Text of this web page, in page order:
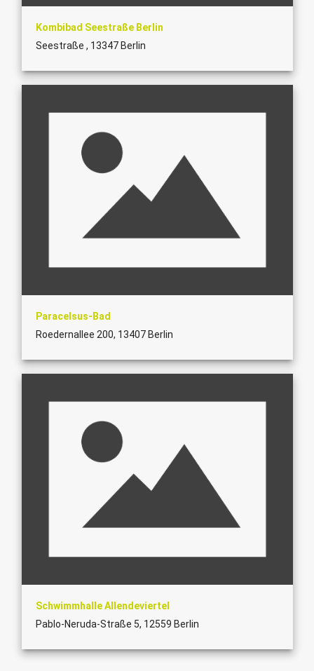
Kombibad Seestraße Berlin
Seestraße , 13347 Berlin
Paracelsus-Bad
Roedernallee 200, 13407 Berlin
Schwimmhalle Allendeviertel
Pablo-Neruda-Straße 5, 12559 Berlin